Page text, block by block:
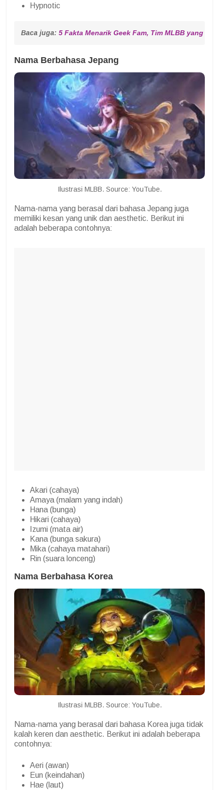
Hypnotic
Baca juga: 5 Fakta Menarik Geek Fam, Tim MLBB yang
Nama Berbahasa Jepang
Ilustrasi MLBB. Source: YouTube.
Nama-nama yang berasal dari bahasa Jepang juga
memiliki kesan yang unik dan aesthetic. Berikut ini
adalah beberapa contohnya:
Akari (cahaya)
Amaya (malam yang indah)
Hana (bunga)
Hikari (cahaya)
Izumi (mata air)
Kana (bunga sakura)
Mika (cahaya matahari)
Rin (suara lonceng)
Nama Berbahasa Korea
Ilustrasi MLBB. Source: YouTube.
Nama-nama yang berasal dari bahasa Korea juga tidak
kalah keren dan aesthetic. Berikut ini adalah beberapa
contohnya:
Aeri (awan)
Eun (keindahan)
Hae (laut)